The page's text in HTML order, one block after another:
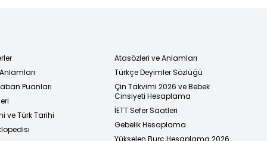
Puanları
ve Türk Tarihi
Atasözleri ve Anlamları
Türkçe Deyimler Sözlüğü
Çin Takvimi 2026 ve Bebek
Cinsiyeti Hesaplama
İETT Sefer Saatleri
Gebelik Hesaplama